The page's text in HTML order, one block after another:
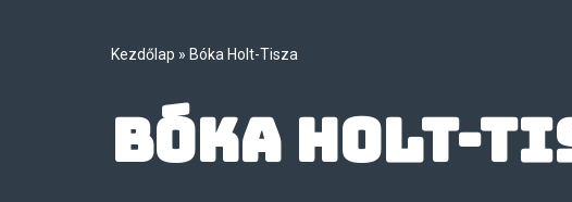
Kezdőlap » Bóka Holt-Tisza
Bóka Holt-